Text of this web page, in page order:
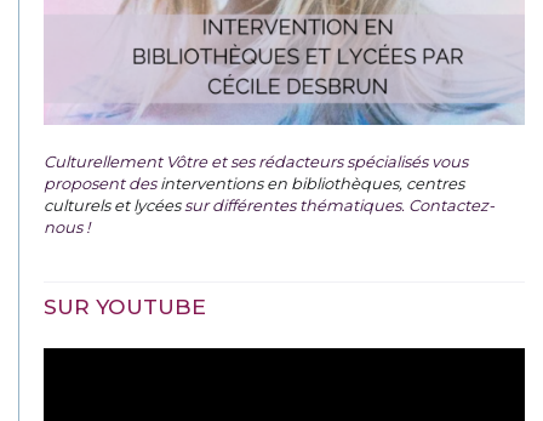
Culturellement Vôtre et ses rédacteurs spécialisés vous
proposent desinterventions en bibliothèques, centres
culturels et lycéessur différentes thématiques. Contactez-
nous !
SUR YOUTUBE